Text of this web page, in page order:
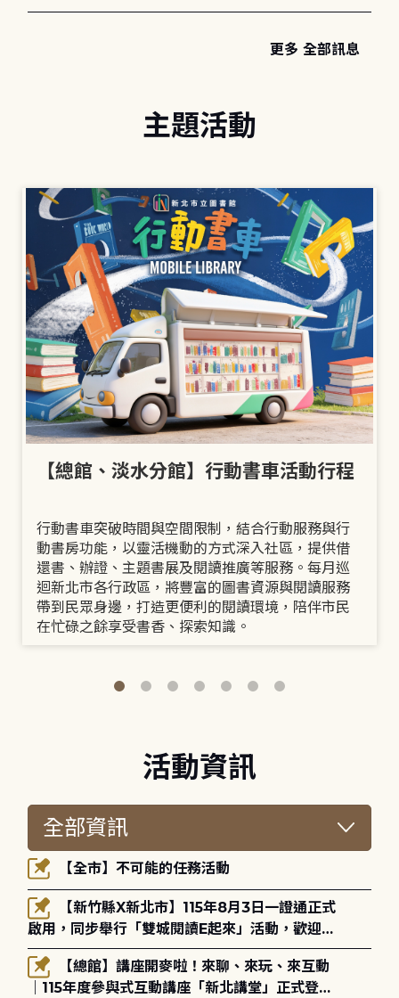
更多 全部訊息
主題活動
【總館、淡水分館】行動書車活動行程
行動書車突破時間與空間限制，結合行動服務與行
動書房功能，以靈活機動的方式深入社區，提供借
還書、辦證、主題書展及閱讀推廣等服務。每月巡
迴新北市各行政區，將豐富的圖書資源與閱讀服務
帶到民眾身邊，打造更便利的閱讀環境，陪伴市民
在忙碌之餘享受書香、探索知識。
活動資訊
【全市】不可能的任務活動
啟用，同步舉行「雙城閱讀E起來」活動，歡迎踴
躍參加(115年8月3日至10月4日)。
｜115年度參與式互動講座「新北講堂」正式登